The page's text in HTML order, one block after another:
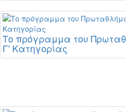
Το πρόγραμμα του
Γ' Κατηγορίας